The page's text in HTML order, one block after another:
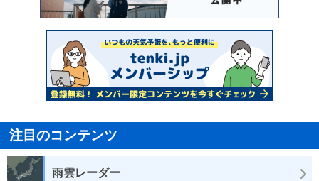
注目のコンテンツ
雨雲レーダー